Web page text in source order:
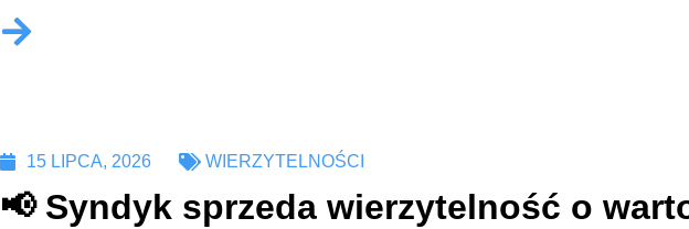
15 LIPCA, 2026 WIERZYTELNOŚCI
📢 Syndyk sprzeda wierzytelność o